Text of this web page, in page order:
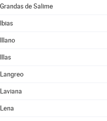
Grandas de Salime
Ibias
Illano
Illas
Langreo
Laviana
Lena